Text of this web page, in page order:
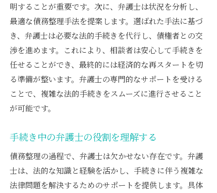
明することが重要です。次に、弁護士は状況を分析し、
最適な債務整理手法を提案します。選ばれた手法に基づ
き、弁護士は必要な法的手続きを代行し、債権者との交
渉を進めます。これにより、相談者は安心して手続きを
任せることができ、最終的には経済的な再スタートを切
る準備が整います。弁護士の専門的なサポートを受ける
ことで、複雑な法的手続きをスムーズに進行させること
が可能です。
手続き中の弁護士の役割を理解する
債務整理の過程で、弁護士は欠かせない存在です。弁護
士は、法的な知識と経験を活かし、手続きに伴う複雑な
法律問題を解決するためのサポートを提供します。具体